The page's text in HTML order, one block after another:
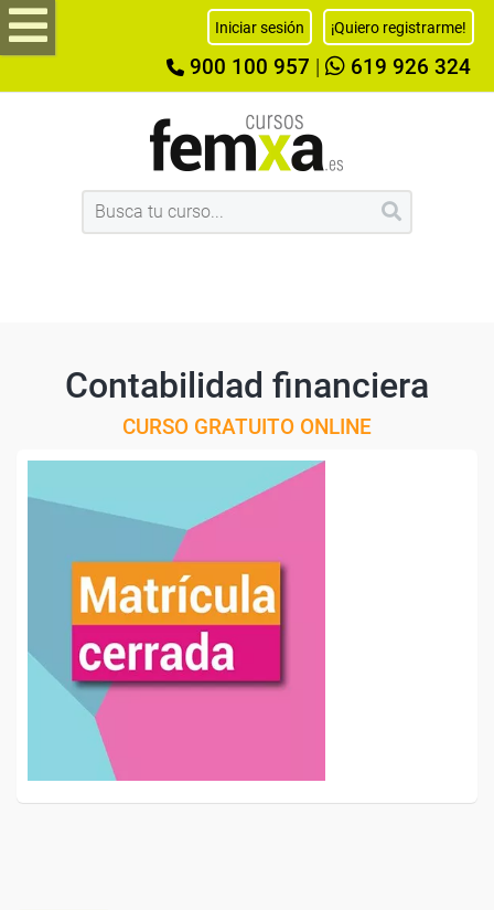
Iniciar sesión ¡Quiero registrarme!
900 100 957 619 926 324
Contabilidad financiera
CURSO GRATUITO ONLINE